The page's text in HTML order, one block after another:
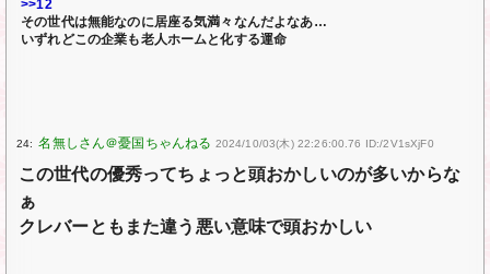
>>12
その世代は無能なのに居座る気満々なんだよなあ…
いずれどこの企業も老人ホームと化する運命
24: 2024/10/03(木) 22:26:00.76 ID:/2V1sXjF0
この世代の優秀ってちょっと頭おかしいのが多いからな
ぁ
クレバーともまた違う悪い意味で頭おかしい